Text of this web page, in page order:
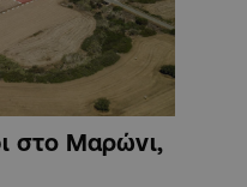
στο Μαρώνι,